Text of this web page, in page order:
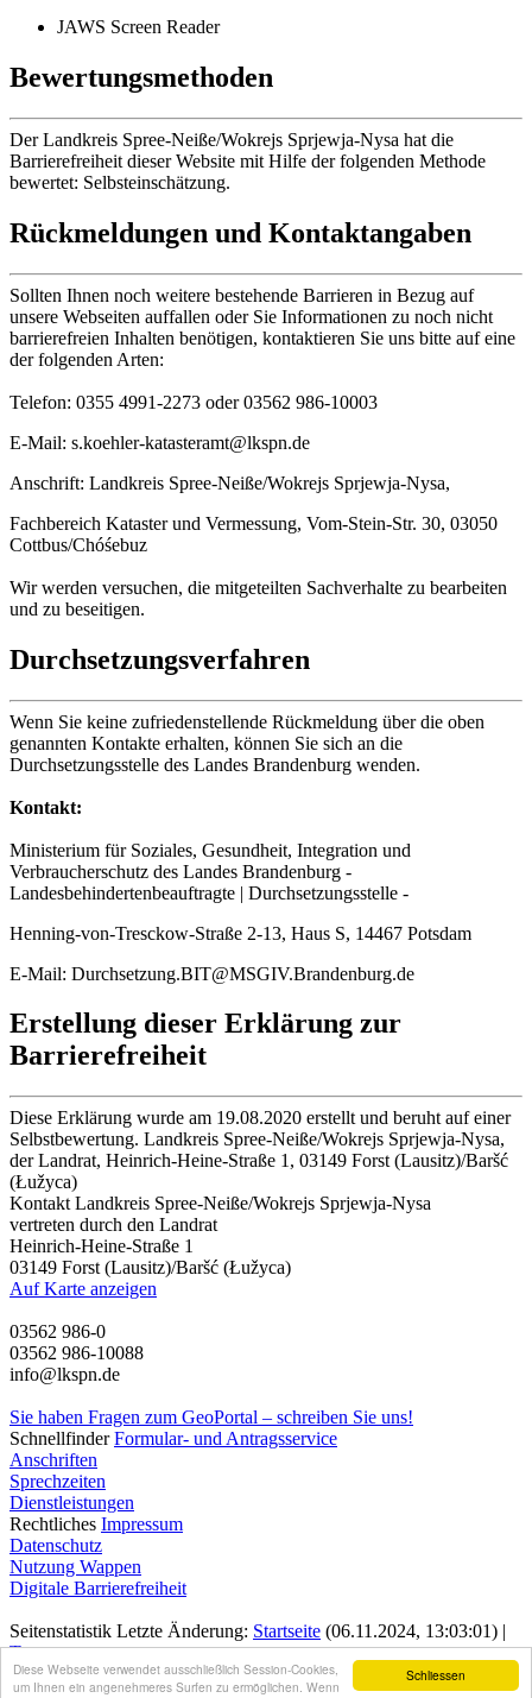
Schliessen
Diese Webseite verwendet ausschließlich Session-Cookies,
um Ihnen ein angenehmeres Surfen zu ermöglichen. Wenn
JAWS Screen Reader
Bewertungsmethoden
Der Landkreis Spree-Neiße/Wokrejs Sprjewja-Nysa hat die
Barrierefreiheit dieser Website mit Hilfe der folgenden Methode
bewertet: Selbsteinschätzung.
Rückmeldungen und Kontaktangaben
Sollten Ihnen noch weitere bestehende Barrieren in Bezug auf
unsere Webseiten auffallen oder Sie Informationen zu noch nicht
barrierefreien Inhalten benötigen, kontaktieren Sie uns bitte auf eine
der folgenden Arten:
Telefon: 0355 4991-2273 oder 03562 986-10003
E-Mail: s.koehler-katasteramt@lkspn.de
Anschrift: Landkreis Spree-Neiße/Wokrejs Sprjewja-Nysa,
Fachbereich Kataster und Vermessung, Vom-Stein-Str. 30, 03050
Cottbus/Chóśebuz
Wir werden versuchen, die mitgeteilten Sachverhalte zu bearbeiten
und zu beseitigen.
Durchsetzungsverfahren
Wenn Sie keine zufriedenstellende Rückmeldung über die oben
genannten Kontakte erhalten, können Sie sich an die
Durchsetzungsstelle des Landes Brandenburg wenden.
Kontakt:
Ministerium für Soziales, Gesundheit, Integration und
Verbraucherschutz des Landes Brandenburg -
Landesbehindertenbeauftragte | Durchsetzungsstelle -
Henning-von-Tresckow-Straße 2-13, Haus S, 14467 Potsdam
E-Mail: Durchsetzung.BIT@MSGIV.Brandenburg.de
Erstellung dieser Erklärung zur
Barrierefreiheit
Diese Erklärung wurde am 19.08.2020 erstellt und beruht auf einer
Selbstbewertung. Landkreis Spree-Neiße/Wokrejs Sprjewja-Nysa,
der Landrat, Heinrich-Heine-Straße 1, 03149 Forst (Lausitz)/Baršć
(Łužyca)
Kontakt Landkreis Spree-Neiße/Wokrejs Sprjewja-Nysa
vertreten durch den Landrat
Heinrich-Heine-Straße 1
03149 Forst (Lausitz)/Baršć (Łužyca)
Auf Karte anzeigen
03562 986-0
03562 986-10088
info@lkspn.de
Sie haben Fragen zum GeoPortal – schreiben Sie uns!
Schnellfinder Formular- und Antragsservice
Anschriften
Sprechzeiten
Dienstleistungen
Rechtliches Impressum
Datenschutz
Nutzung Wappen
Digitale Barrierefreiheit
Seitenstatistik Letzte Änderung: Startseite (06.11.2024, 13:03:01) |
Top
Besucherstatistik: Online 1 | Heute 15 | Gesamt 3009 seit